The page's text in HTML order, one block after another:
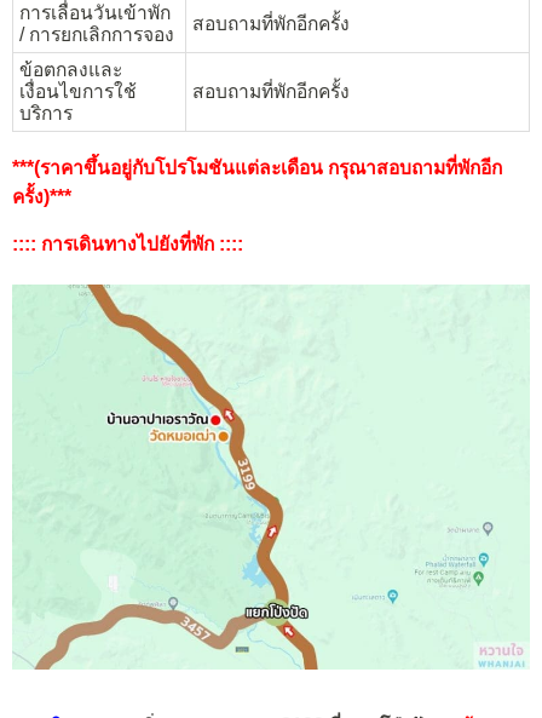
การเลื่อนวันเข้าพัก
/ การยกเลิกการจอง
สอบถามที่พักอีกครั้ง
ข้อตกลงและ
เงื่อนไขการใช้
บริการ
สอบถามที่พักอีกครั้ง
***(ราคาขึ้นอยู่กับโปรโมชันแต่ละเดือน กรุณาสอบถามที่พักอีก
ครั้ง)***
:::: การเดินทางไปยังที่พัก ::::